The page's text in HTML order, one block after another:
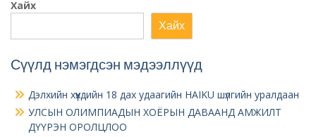
Хайх
Хайх
Сүүлд нэмэгдсэн мэдээллүүд
Дэлхийн хүүхдийн 18 дах удаагийн HAIKU шүлгийн уралдаан
УЛСЫН ОЛИМПИАДЫН ХОЁРЫН ДАВААНД АМЖИЛТ
ДҮҮРЭН ОРОЛЦЛОО